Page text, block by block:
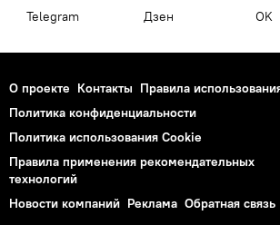
Telegram Дзен OK
О проекте Контакты Правила
Политика конфиденциальности
Политика использования Cookie
Правила применения рекомендательных
технологий
Новости компаний Реклама Обратная связь